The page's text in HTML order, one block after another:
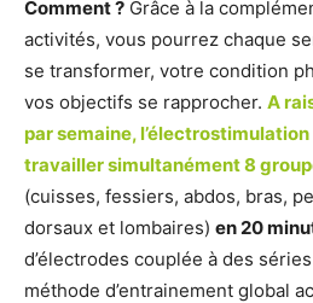
Comment ? Grâce à la
activités, vous pourrez chaque
se transformer, votre condition
vos objectifs se rapprocher. A
par semaine,
travailler simultanément 8
(cuisses, fessiers, abdos, bras,
dorsaux et lombaires) en 20
d’électrodes couplée à des
méthode d’entrainement global